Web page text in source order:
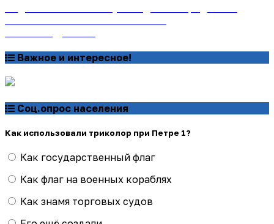
Важное и интересное!
Соц.опрос населения
Как использовали триколор при Петре 1?
Как государственный флаг
Как флаг на военных кораблях
Как знамя торговых судов